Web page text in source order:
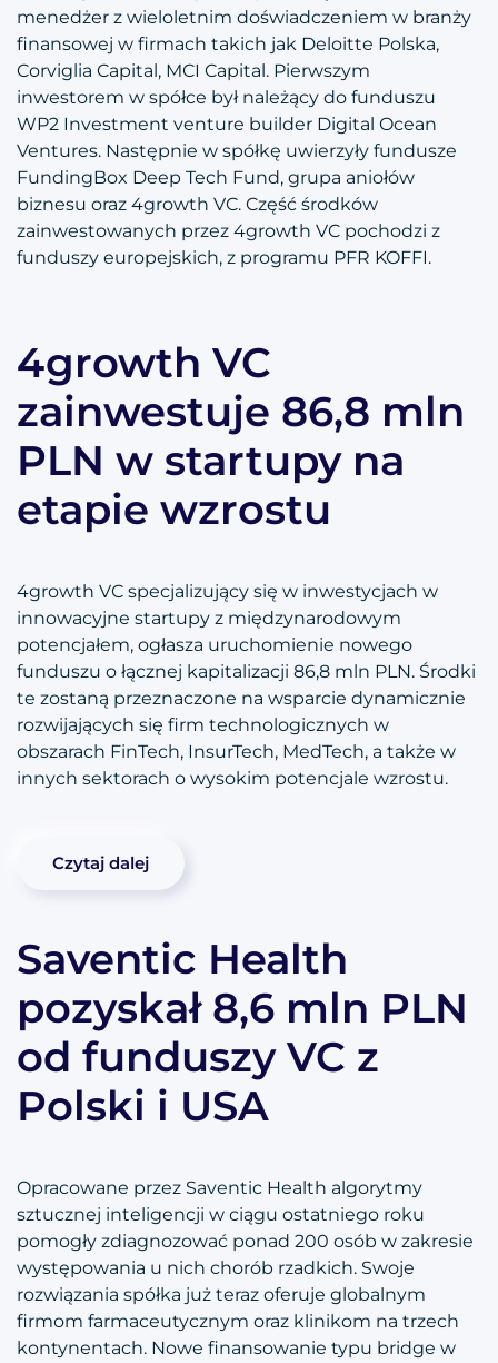
menedżer z wieloletnim doświadczeniem w branży
finansowej w firmach takich jak Deloitte Polska,
Corviglia Capital, MCI Capital. Pierwszym
inwestorem w spółce był należący do funduszu
WP2 Investment venture builder Digital Ocean
Ventures. Następnie w spółkę uwierzyły fundusze
FundingBox Deep Tech Fund, grupa aniołów
biznesu oraz 4growth VC. Część środków
zainwestowanych przez 4growth VC pochodzi z
funduszy europejskich, z programu PFR KOFFI.
4growth VC
zainwestuje 86,8 mln
PLN w startupy na
etapie wzrostu
4growth VC specjalizujący się w inwestycjach w
innowacyjne startupy z międzynarodowym
potencjałem, ogłasza uruchomienie nowego
funduszu o łącznej kapitalizacji 86,8 mln PLN. Środki
te zostaną przeznaczone na wsparcie dynamicznie
rozwijających się firm technologicznych w
obszarach FinTech, InsurTech, MedTech, a także w
innych sektorach o wysokim potencjale wzrostu.
Czytaj dalej
Saventic Health
pozyskał 8,6 mln PLN
od funduszy VC z
Polski i USA
Opracowane przez Saventic Health algorytmy
sztucznej inteligencji w ciągu ostatniego roku
pomogły zdiagnozować ponad 200 osób w zakresie
występowania u nich chorób rzadkich. Swoje
rozwiązania spółka już teraz oferuje globalnym
firmom farmaceutycznym oraz klinikom na trzech
kontynentach. Nowe finansowanie typu bridge w